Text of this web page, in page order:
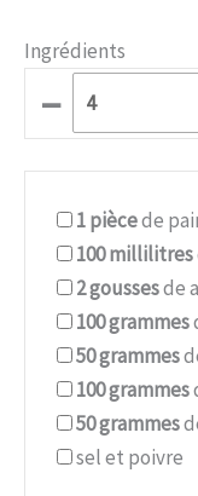
Ingrédients
–
1piècede
100millilitres
2goussesde
100grammes
50grammes
100grammes
50grammes
sel et poivre